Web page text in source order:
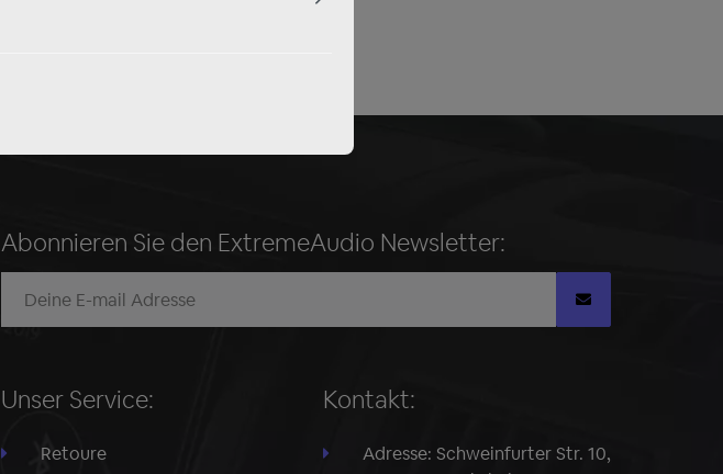
Abonnieren Sie den ExtremeAudio Newsletter:
Unser Service:
Retoure
Kontakt:
Adresse: Schweinfurter Str. 10,